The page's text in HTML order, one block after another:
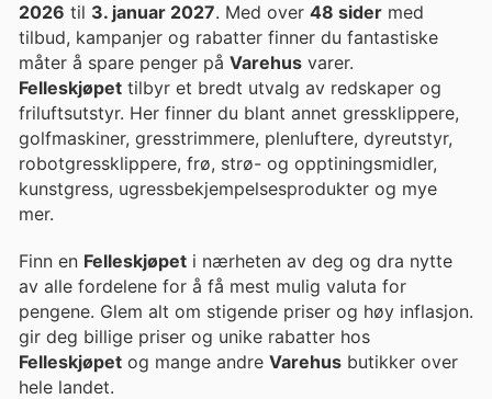
2026 til 3. januar 2027. Med over 48 sider med
tilbud, kampanjer og rabatter finner du fantastiske
måter å spare penger på Varehus varer.
Felleskjøpet tilbyr et bredt utvalg av redskaper og
friluftsutstyr. Her finner du blant annet gressklippere,
golfmaskiner, gresstrimmere, plenluftere, dyreutstyr,
robotgressklippere, frø, strø- og opptiningsmidler,
kunstgress, ugressbekjempelsesprodukter og mye
mer.
Finn en Felleskjøpet i nærheten av deg og dra nytte
av alle fordelene for å få mest mulig valuta for
pengene. Glem alt om stigende priser og høy inflasjon.
gir deg billige priser og unike rabatter hos
Felleskjøpet og mange andre Varehus butikker over
hele landet.